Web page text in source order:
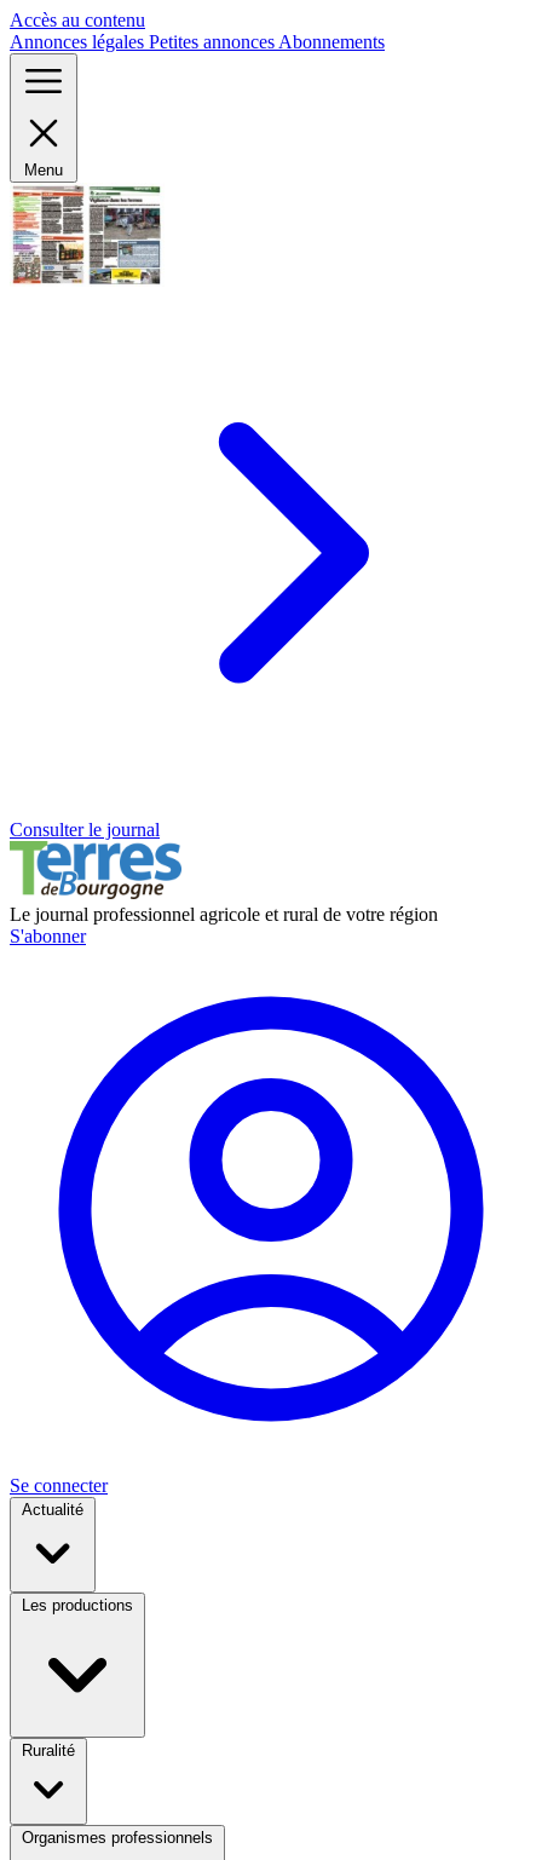
Accès au contenu
Annonces légales Petites annonces Abonnements
Menu
Consulter le journal
Le journal professionnel agricole et rural de votre région
S'abonner
Se connecter
Actualité
Les productions
Ruralité
Organismes professionnels
Panneau de gestion des cookies